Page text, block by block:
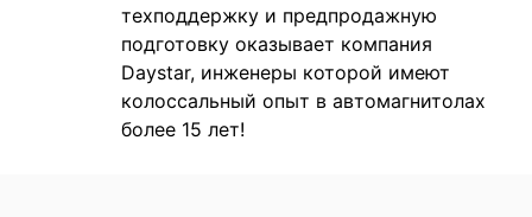
техподдержку и предпродажную
подготовку оказывает компания
Daystar, инженеры которой имеют
колоссальный опыт в автомагнитолах
более 15 лет!